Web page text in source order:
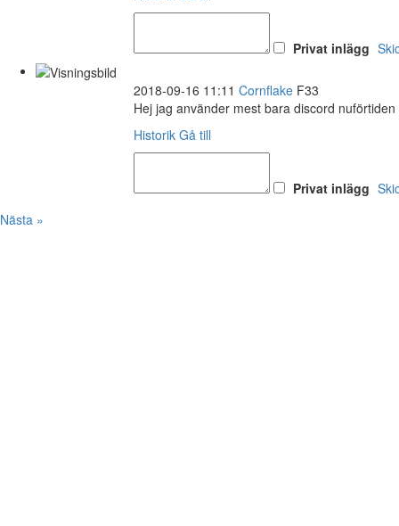
Privat inlägg
2018-09-16 11:11 Cornflake F33
Hej jag använder mest bara discord nuförtiden
Historik Gå till
Privat inlägg
Nästa »